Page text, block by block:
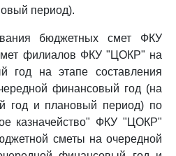
период).
бюджетных смет ФКУ
филиалов ФКУ "ЦОКР" на
год на этапе составления
финансовый год (на
год и плановый период) по
казначейство" ФКУ "ЦОКР"
сметы на очередной